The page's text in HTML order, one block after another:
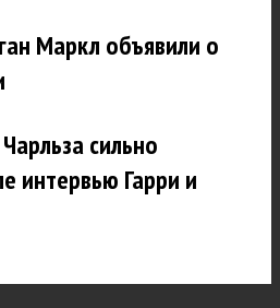
Маркл объявили о
сильно
интервью Гарри и